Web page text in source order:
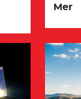
Mer